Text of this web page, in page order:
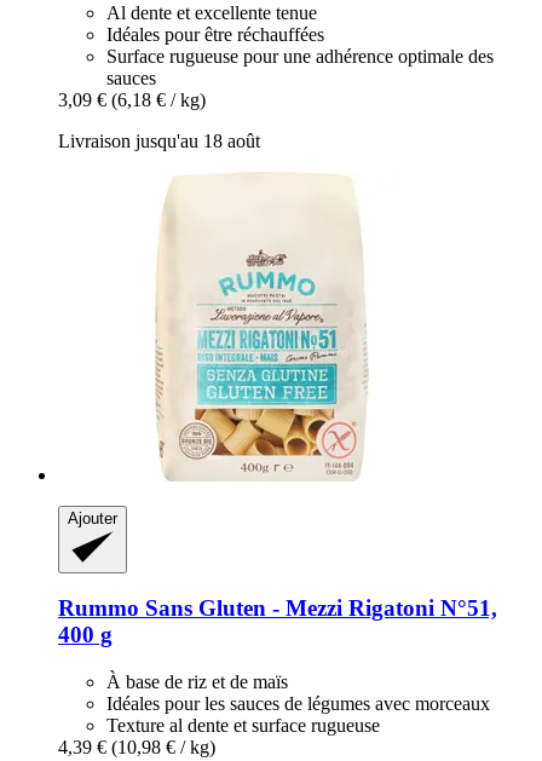
Al dente et excellente tenue
Idéales pour être réchauffées
Surface rugueuse pour une adhérence optimale des
sauces
3,09 € (6,18 € / kg)
Livraison jusqu'au 18 août
Ajouter
Rummo Sans Gluten -​ Mezzi Rigatoni N°51,
400 g
À base de riz et de maïs
Idéales pour les sauces de légumes avec morceaux
Texture al dente et surface rugueuse
4,39 € (10,98 € / kg)